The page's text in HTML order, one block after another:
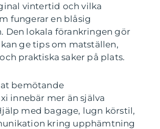
vintertid och vilka
fungerar en blåsig
Den lokala förankringen gör
ge tips om matställen,
praktiska saker på plats.
bemötande
innebär mer än själva
med bagage, lugn körstil,
kring upphämtning